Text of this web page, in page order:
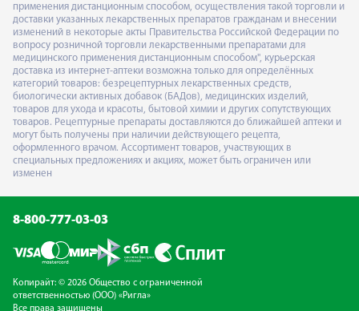
применения дистанционным способом, осуществления такой торговли и
доставки указанных лекарственных препаратов гражданам и внесении
изменений в некоторые акты Правительства Российской Федерации по
вопросу розничной торговли лекарственными препаратами для
медицинского применения дистанционным способом", курьерская
доставка из интернет-аптеки возможна только для определённых
категорий товаров: безрецептурных лекарственных средств,
биологически активных добавок (БАДов), медицинских изделий,
товаров для ухода и красоты, бытовой химии и других сопутствующих
товаров. Рецептурные препараты доставляются до ближайшей аптеки и
могут быть получены при наличии действующего рецепта,
оформленного врачом. Ассортимент товаров, участвующих в
специальных предложениях и акциях, может быть ограничен или
изменен
8-800-777-03-03
Копирайт: © 2026 Общество с ограниченной
ответственностью (ООО) «Ригла»
Все права защищены